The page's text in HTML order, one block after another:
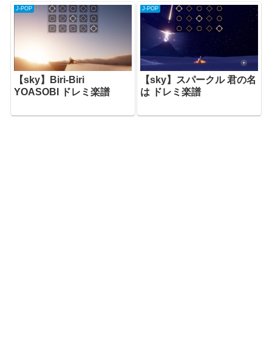
J-POP
【sky】Biri-Biri
YOASOBI ドレミ楽譜
J-POP
【sky】スパークル 君の名
は ドレミ楽譜